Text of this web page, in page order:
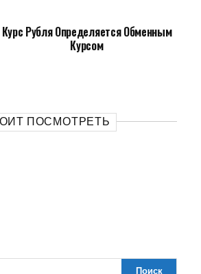
Курс Рубля Определяется Обменным
Курсом
ПОСМОТРЕТЬ